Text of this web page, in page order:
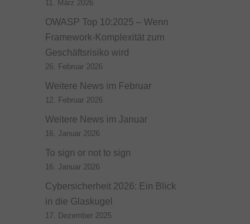
11. März 2026
OWASP Top 10:2025 – Wenn
Framework-Komplexität zum
Geschäftsrisiko wird
26. Februar 2026
Weitere News im Februar
12. Februar 2026
Weitere News im Januar
16. Januar 2026
To sign or not to sign
16. Januar 2026
Cybersicherheit 2026: Ein Blick
in die Glaskugel
17. Dezember 2025